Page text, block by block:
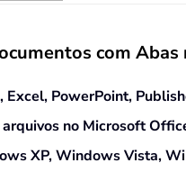
com
Excel, PowerPoint,
arquivos no Microsoft
XP, Windows Vista,